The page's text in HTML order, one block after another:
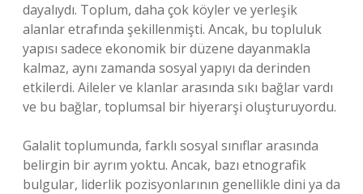
dayalıydı. Toplum, daha çok köyler ve yerleşik
alanlar etrafında şekillenmişti. Ancak, bu topluluk
yapısı sadece ekonomik bir düzene dayanmakla
kalmaz, aynı zamanda sosyal yapıyı da derinden
etkilerdi. Aileler ve klanlar arasında sıkı bağlar vardı
ve bu bağlar, toplumsal bir hiyerarşi oluşturuyordu.
Galalit toplumunda, farklı sosyal sınıflar arasında
belirgin bir ayrım yoktu. Ancak, bazı etnografik
bulgular, liderlik pozisyonlarının genellikle dini ya da